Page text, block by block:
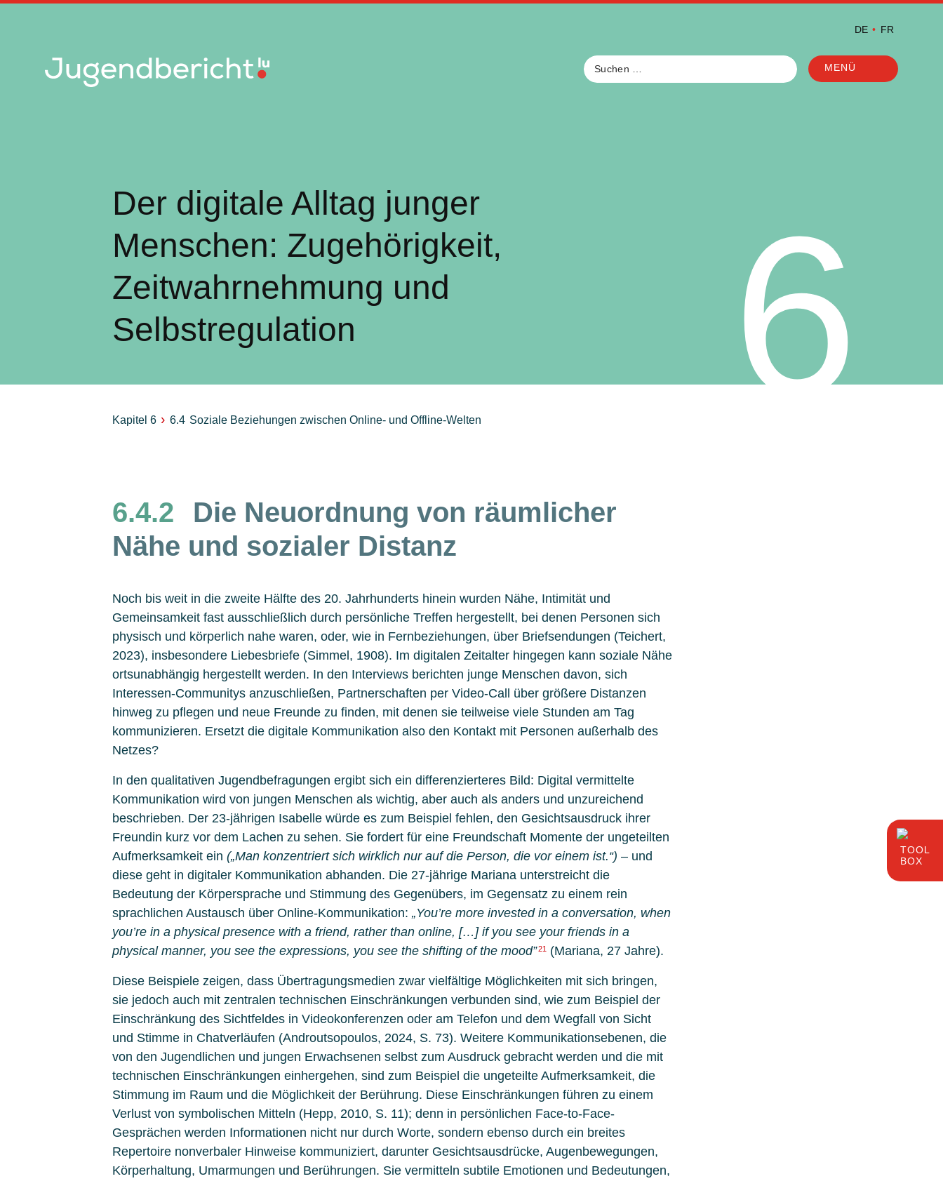
DE FR
MENÜ
Der digitale Alltag junger
Menschen: Zugehörigkeit,
Zeitwahrnehmung und
Selbstregulation
6
Kapitel 6 › 6.4 Soziale Beziehungen zwischen Online- und Offline-Welten
6.4.2
Die Neuordnung von räumlicher
Nähe und sozialer Distanz
Noch bis weit in die zweite Hälfte des 20. Jahrhunderts hinein wurden Nähe, Intimität und
Gemeinsamkeit fast ausschließlich durch persönliche Treffen hergestellt, bei denen Personen sich
physisch und körperlich nahe waren, oder, wie in Fernbeziehungen, über Briefsendungen (Teichert,
2023), insbesondere Liebesbriefe (Simmel, 1908). Im digitalen Zeitalter hingegen kann soziale Nähe
ortsunabhängig hergestellt werden. In den Interviews berichten junge Menschen davon, sich
Interessen-Communitys anzuschließen, Partnerschaften per Video-Call über größere Distanzen
hinweg zu pflegen und neue Freunde zu finden, mit denen sie teilweise viele Stunden am Tag
kommunizieren. Ersetzt die digitale Kommunikation also den Kontakt mit Personen außerhalb des
Netzes?
In den qualitativen Jugendbefragungen ergibt sich ein differenzierteres Bild: Digital vermittelte
Kommunikation wird von jungen Menschen als wichtig, aber auch als anders und unzureichend
beschrieben. Der 23-jährigen Isabelle würde es zum Beispiel fehlen, den Gesichtsausdruck ihrer
Freundin kurz vor dem Lachen zu sehen. Sie fordert für eine Freundschaft Momente der ungeteilten
Aufmerksamkeit ein („Man konzentriert sich wirklich nur auf die Person, die vor einem ist.“) – und
diese geht in digitaler Kommunikation abhanden. Die 27-jährige Mariana unterstreicht die
Bedeutung der Körpersprache und Stimmung des Gegenübers, im Gegensatz zu einem rein
sprachlichen Austausch über Online-Kommunikation: „You’re more invested in a conversation, when
you’re in a physical presence with a friend, rather than online, […] if you see your friends in a
physical manner, you see the expressions, you see the shifting of the mood”21(Mariana, 27 Jahre).
Diese Beispiele zeigen, dass Übertragungsmedien zwar vielfältige Möglichkeiten mit sich bringen,
sie jedoch auch mit zentralen technischen Einschränkungen verbunden sind, wie zum Beispiel der
Einschränkung des Sichtfeldes in Videokonferenzen oder am Telefon und dem Wegfall von Sicht
und Stimme in Chatverläufen (Androutsopoulos, 2024, S. 73). Weitere Kommunikationsebenen, die
von den Jugendlichen und jungen Erwachsenen selbst zum Ausdruck gebracht werden und die mit
technischen Einschränkungen einhergehen, sind zum Beispiel die ungeteilte Aufmerksamkeit, die
Stimmung im Raum und die Möglichkeit der Berührung. Diese Einschränkungen führen zu einem
Verlust von symbolischen Mitteln (Hepp, 2010, S. 11); denn in persönlichen Face-to-Face-
Gesprächen werden Informationen nicht nur durch Worte, sondern ebenso durch ein breites
Repertoire nonverbaler Hinweise kommuniziert, darunter Gesichtsausdrücke, Augenbewegungen,
Körperhaltung, Umarmungen und Berührungen. Sie vermitteln subtile Emotionen und Bedeutungen,
TOOL
BOX